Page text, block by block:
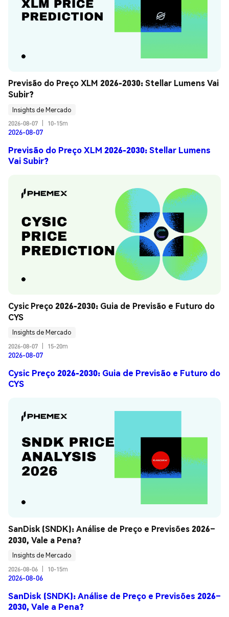
Previsão do Preço XLM 2026-2030: Stellar Lumens Vai
Subir?
Insights de Mercado
2026-08-07
10-15m
2026-08-07
Previsão do Preço XLM 2026-2030: Stellar Lumens
Vai Subir?
Cysic Preço 2026-2030: Guia de Previsão e Futuro do
CYS
Insights de Mercado
2026-08-07
15-20m
2026-08-07
Cysic Preço 2026-2030: Guia de Previsão e Futuro do
CYS
SanDisk (SNDK): Análise de Preço e Previsões 2026–
2030, Vale a Pena?
Insights de Mercado
2026-08-06
10-15m
2026-08-06
SanDisk (SNDK): Análise de Preço e Previsões 2026–
2030, Vale a Pena?